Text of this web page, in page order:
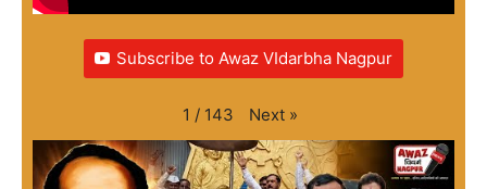
Subscribe to Awaz VIdarbha Nagpur
1 / 143 Next »